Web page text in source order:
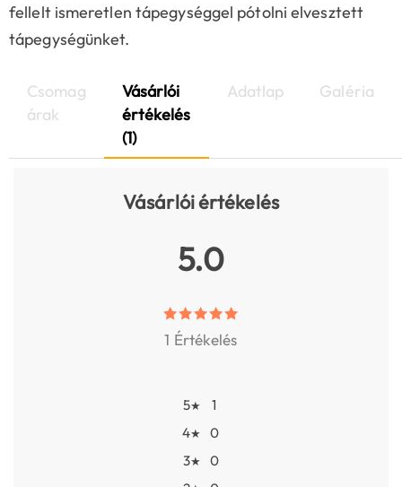
fellelt ismeretlen tápegységgel pótolni elvesztett
tápegységünket.
Csomag
árak
Vásárlói
értékelés
(1)
Adatlap Galéria
Vásárlói értékelés
5.0
1 Értékelés
5★
1
4★
0
3★
0